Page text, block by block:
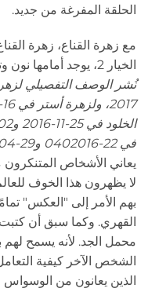
الحلقة المفرغة من جديد.
مع زهرة القناع، زهرة
الخيار 2، يوجد أمامها نون وترتبط بخط الطول في الكلى.
في 22-0402016 و29-04-2016.
يعاني الأشخاص
لا يظهرون هذا الخوف
بهم الأمر إلى "العكس"
القهري. وكما سبق أن
محمل الجد. لأنه يسمح لهم
الشخص الآخر كيفية
الذين يعانون من